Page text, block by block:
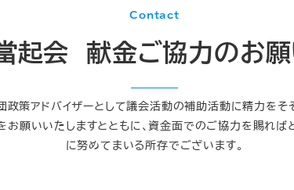
Contact
起会 献金ご協力のお願
策アドバイザーとして議会活動の補助活動に精力をそ
お願いいたしますとともに、資金面でのご協力を賜れ
に努めてまいる所存でございます。